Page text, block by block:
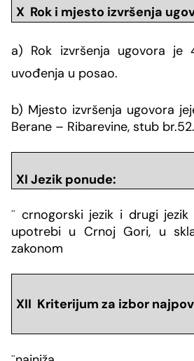
X Rok i mjesto izvršenja
a) Rok izvršenja ugovora je
uvođenja u posao.
b) Mjesto izvršenja ugovora je
Berane – Ribarevine, stub br.52.
XI Jezik ponude:
¨ crnogorski jezik i drugi
upotrebi u Crnoj Gori, u
zakonom
XII Kriterijum za izbor